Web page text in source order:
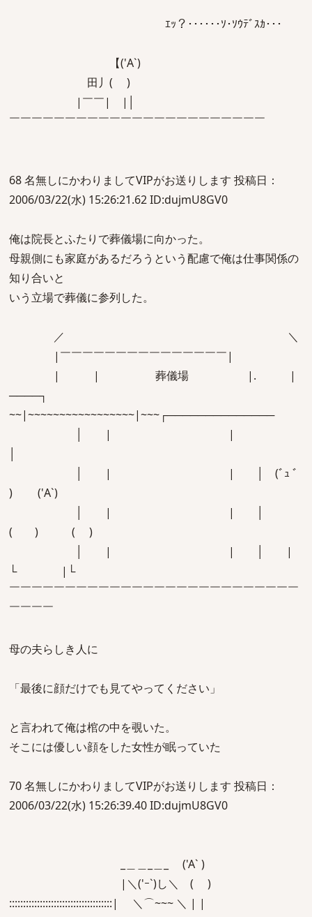
ｴｯ？･･････ｿ･ｿｳﾃﾞｽｶ･･･
【('A`)
田丿( )
|￣￣| |│
￣￣￣￣￣￣￣￣￣￣￣￣￣￣￣￣￣￣￣￣￣￣￣
68 名無しにかわりましてVIPがお送りします 投稿日：
2006/03/22(水) 15:26:21.62 ID:dujmU8GV0
俺は院長とふたりで葬儀場に向かった。
母親側にも家庭があるだろうという配慮で俺は仕事関係の
知り合いと
いう立場で葬儀に参列した。
／ ＼
|￣￣￣￣￣￣￣￣￣￣￣￣￣￣￣|
| | 葬儀場 |. |
────┐
~~|~~~~~~~~~~~~~~~~~|~~~┌──────────────
│ | |
│ | | │ (ﾞｭ ﾞ
) ('A`)
│ | | │
( ) ( )
│ | | │ |
└ |└
￣￣￣￣￣￣￣￣￣￣￣￣￣￣￣￣￣￣￣￣￣￣￣￣￣￣
￣￣￣￣
母の夫らしき人に
「最後に顔だけでも見てやってください」
と言われて俺は棺の中を覗いた。
そこには優しい顔をした女性が眠っていた
70 名無しにかわりましてVIPがお送りします 投稿日：
2006/03/22(水) 15:26:39.40 ID:dujmU8GV0
_＿＿_＿_ ('A` )
|＼('ｰ`)し＼ ( )
:::::::::::::::::::::::::::::::::::::| ＼⌒~~~ ＼ | |